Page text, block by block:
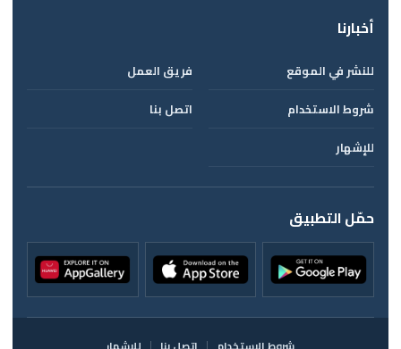
أخبارنا
للنشر في الموقع
فريق العمل
شروط الاستخدام
اتصل بنا
للإشهار
حمّل التطبيق